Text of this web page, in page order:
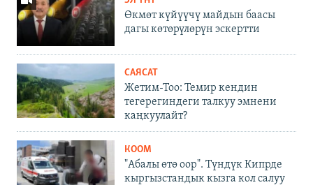
Өкмөт күйүүчү майдын баасы
дагы көтөрүлөрүн эскертти
САЯСАТ
Жетим-Тоо: Темир кендин
тегерегиндеги талкуу эмнени
каңкуулайт?
КООМ
"Абалы өтө оор". Түндүк Кипрде
кыргызстандык кызга кол салуу